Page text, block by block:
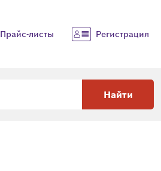
Прайс-листы Регистрация
Найти